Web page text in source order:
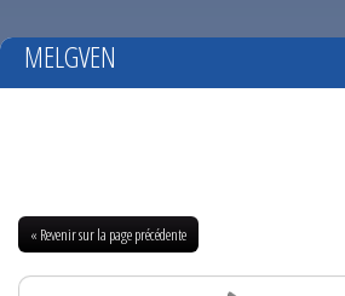
MELGVEN
« Revenir sur la page précédente